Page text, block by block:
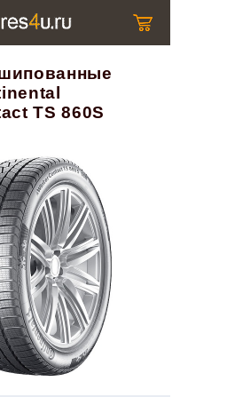
TS 860S